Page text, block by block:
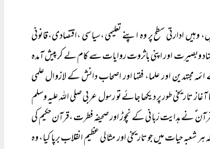
ادارتی سطح پر وہ اپنے تعلیمی ،سیاسی ،اقتصادی،قانونی
وبصیرت اور اپنی باثروت روایات سے کام لے کر پیش آمدہ
مجتہدین اور علما، فقہا اور اصحاب دانش کے لازوال علمی
تاریخی طور پر دیکھا جائے تو رسول عربی صلی اللہ علیہ وسلم
ہدایت رّبانی کے نچوڑ اور صحیفہ فطرت ،قرآن حکیم کی
حیات میں جو تاریخی اور مثالی عظیم انقلاب برپا کیا، وہ